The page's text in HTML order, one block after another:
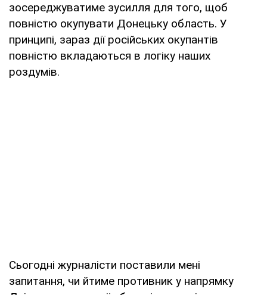
зосереджуватиме зусилля для того, щоб
повністю окупувати Донецьку область. У
принципі, зараз дії російських окупантів
повністю вкладаються в логіку наших
роздумів.
Сьогодні журналісти поставили мені
запитання, чи йтиме противник у напрямку